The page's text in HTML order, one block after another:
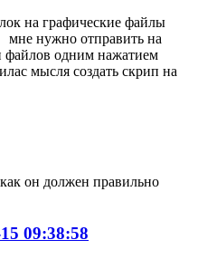
на графические файлы
мне нужно отправить на
файлов одним нажатием
мысля создать скрип на
он должен правильно
09:38:58